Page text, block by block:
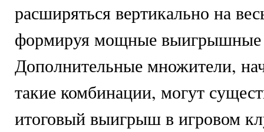
расширяться вертикально на
формируя мощные выигрышные
Дополнительные множители,
такие комбинации, могут
итоговый выигрыш в игровом